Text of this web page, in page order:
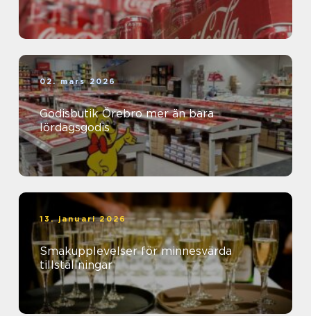
02. mars 2026
Godisbutik Örebro mer än bara
lördagsgodis
13. januari 2026
Smakupplevelser för minnesvärda
tillställningar